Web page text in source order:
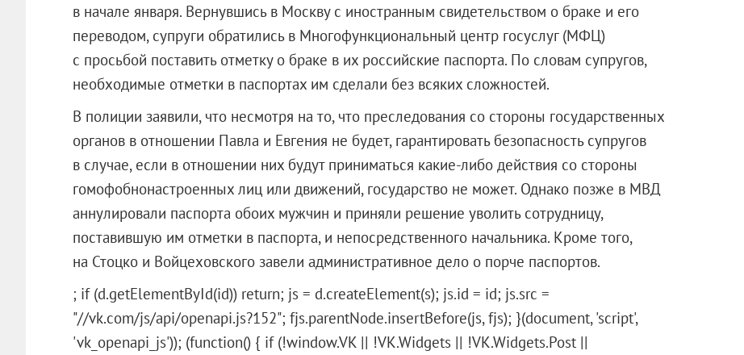
в начале января. Вернувшись в Москву с иностранным свидетельством о браке и его
переводом, супруги обратились в Многофункциональный центр госуслуг (МФЦ)
с просьбой поставить отметку о браке в их российские паспорта. По словам супругов,
необходимые отметки в паспортах им сделали без всяких сложностей.
В полиции заявили, что несмотря на то, что преследования со стороны государственных
органов в отношении Павла и Евгения не будет, гарантировать безопасность супругов
в случае, если в отношении них будут приниматься какие-либо действия со стороны
гомофобнонастроенных лиц или движений, государство не может. Однако позже в МВД
аннулировали паспорта обоих мужчин и приняли решение уволить сотрудницу,
поставившую им отметки в паспорта, и непосредственного начальника. Кроме того,
на Стоцко и Войцеховского завели административное дело о порче паспортов.
; if (d.getElementById(id)) return; js = d.createElement(s); js.id = id; js.src =
"//vk.com/js/api/openapi.js?152"; fjs.parentNode.insertBefore(js, fjs); }(document, 'script',
'vk_openapi_js')); (function() { if (!window.VK || !VK.Widgets || !VK.Widgets.Post ||